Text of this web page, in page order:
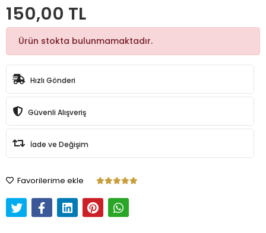
150,00 TL
Ürün stokta bulunmamaktadır.
Hızlı Gönderi
Güvenli Alışveriş
İade ve Değişim
Favorilerime ekle